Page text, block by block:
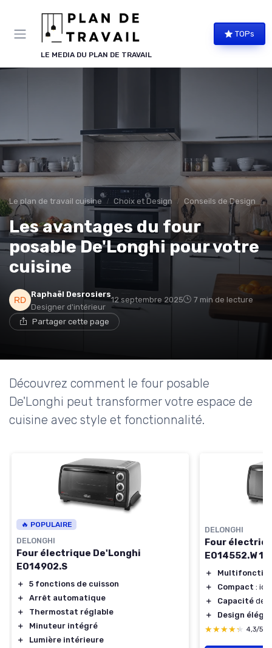
LE MEDIA DU PLAN DE TRAVAIL
TOPs
Le plan de travail cuisine Choix et Design Conseils de Design
Les avantages du four
posable De'Longhi pour votre
cuisine
Raphaël Desrosiers
Designer d'intérieur
12 septembre 2025 7 min de lecture
Partager cette page
Découvrez comment le four posable
De'Longhi peut transformer votre espace de
cuisine avec style et fonctionnalité.
🔥 POPULAIRE
DELONGHI
Four électrique De'Longhi
EO14902.S
＋
5 fonctions de cuisson
＋
Arrêt automatique
＋
Thermostat réglable
＋
Minuteur intégré
＋
Lumière intérieure
DELONGHI
Four
EO14552.W
＋
＋
Compact :
＋
Capacité de
＋
Design
★★★★★
★★★★★ 4,3/5